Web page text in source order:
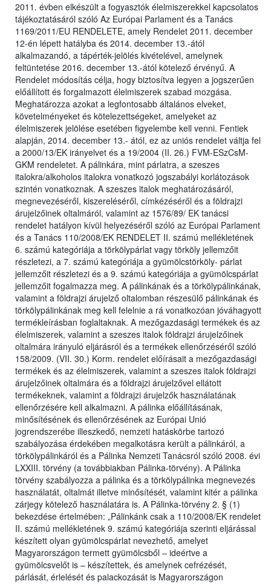
2011. évben elkészült a fogyasztók élelmiszerekkel kapcsolatos
tájékoztatásáról szóló Az Európai Parlament és a Tanács
1169/2011/EU RENDELETE, amely Rendelet 2011. december
12-én lépett hatályba és 2014. december 13.-ától
alkalmazandó, a tápérték-jelölés kivételével, amelynek
feltüntetése 2016. december 13.-ától kötelező érvényű. A
Rendelet módosítás célja, hogy biztosítva legyen a jogszerűen
előállított és forgalmazott élelmiszerek szabad mozgása.
Meghatározza azokat a legfontosabb általános elveket,
követelményeket és kötelezettségeket, amelyeket az
élelmiszerek jelölése esetében figyelembe kell venni. Fentiek
alapján, 2014. december 13.- ától, ez az uniós rendelet váltja fel
a 2000/13/EK irányelvet és a 19/2004 (II. 26.) FVM-ESzCsM-
GKM rendeletet. A pálinkára, mint párlatra, a szeszes
italokra/alkoholos italokra vonatkozó jogszabályi korlátozások
szintén vonatkoznak. A szeszes italok meghatározásáról,
megnevezéséről, kiszereléséről, címkézéséről és a földrajzi
árujelzőinek oltalmáról, valamint az 1576/89/ EK tanácsi
rendelet hatályon kívül helyezéséről szóló az Európai Parlament
és a Tanács 110/2008/EK RENDELET II. számú mellékletének
6. számú kategóriája a törkölypárlat vagy törköly jellemzőit
részletezi, a 7. számú kategóriája a gyümölcstörköly- párlat
jellemzőit részletezi és a 9. számú kategóriája a gyümölcspárlat
jellemzőit fogalmazza meg. A pálinkának és a törkölypálinkának,
valamint a földrajzi árujelző oltalomban részesülő pálinkának és
törkölypálinkának meg kell felelnie a rá vonatkozóan jóváhagyott
termékleírásban foglaltaknak. A mezőgazdasági termékek és az
élelmiszerek, valamint a szeszes italok földrajzi árujelzőinek
oltalmára irányuló eljárásról és a termékek ellenőrzéséről szóló
158/2009. (VII. 30.) Korm. rendelet előírásait a mezőgazdasági
termékek és az élelmiszerek, valamint a szeszes italok földrajzi
árujelzőinek oltalmára és a földrajzi árujelzővel ellátott
termékeknek, valamint a földrajzi árujelzők használatának
ellenőrzésére kell alkalmazni. A pálinka előállításának,
minősítésének és ellenőrzésének az Európai Unió
jogrendszerébe illeszkedő, nemzeti hatáskörbe tartozó
szabályozása érdekében megalkotásra került a pálinkáról, a
törkölypálinkáról és a Pálinka Nemzeti Tanácsról szóló 2008. évi
LXXIII. törvény (a továbbiakban Pálinka-törvény). A Pálinka
törvény szabályozza a pálinka és a törkölypálinka megnevezés
használatát, oltalmát illetve minősítését, valamint kitér a pálinka
zárjegy kötelező használatára is. A Pálinka-törvény 2. § (1)
bekezdése értelmében: „Pálinkánk csak a 110/2008/EK rendelet
II. számú mellékletének 9. számú kategóriája szerinti eljárással
készített olyan gyümölcspárlat nevezhető, amelyet
Magyarországon termett gyümölcsből – ideértve a
gyümölcsvelőt is – készítettek, és amelynek cefrézését,
párlását, érlelését és palackozását is Magyarországon